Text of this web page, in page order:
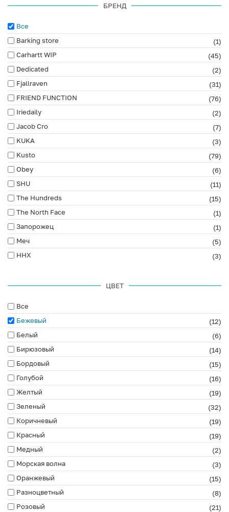
БРЕНД
Все
Barking store
(1)
Carhartt WIP
(45)
Dedicated
(2)
Fjallraven
(31)
FRIEND FUNCTION
(76)
Iriedaily
(2)
Jacob Cro
(7)
KUKA
(3)
Kusto
(79)
Obey
(6)
SHU
(11)
The Hundreds
(15)
The North Face
(1)
Запорожец
(1)
Меч
(5)
ННХ
(3)
ЦВЕТ
Все
Бежевый
(12)
Белый
(6)
Бирюзовый
(14)
Бордовый
(15)
Голубой
(16)
Желтый
(19)
Зеленый
(32)
Коричневый
(19)
Красный
(19)
Медный
(2)
Морская волна
(3)
Оранжевый
(15)
Разноцветный
(8)
Розовый
(21)